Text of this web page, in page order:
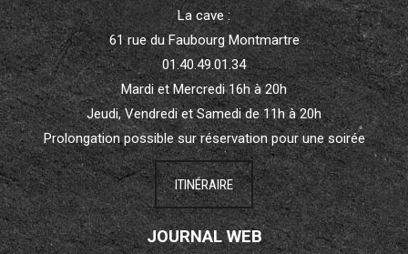
La cave :
61 rue du Faubourg Montmartre
01.40.49.01.34
Mardi et Mercredi 16h à 20h
Jeudi, Vendredi et Samedi de 11h à 20h
Prolongation possible sur réservation pour une soirée
ITINÉRAIRE
JOURNAL WEB